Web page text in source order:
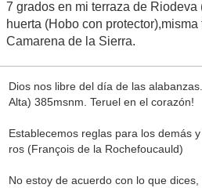
7 grados en mi terraza de Riodeva
huerta (Hobo con
Camarena de la Sierra.
Dios nos libre del día de las
Alta) 385msnm. Teruel en el corazón!
Establecemos reglas para los demás
ros (François de la Rochefoucauld)
No estoy de acuerdo con lo que